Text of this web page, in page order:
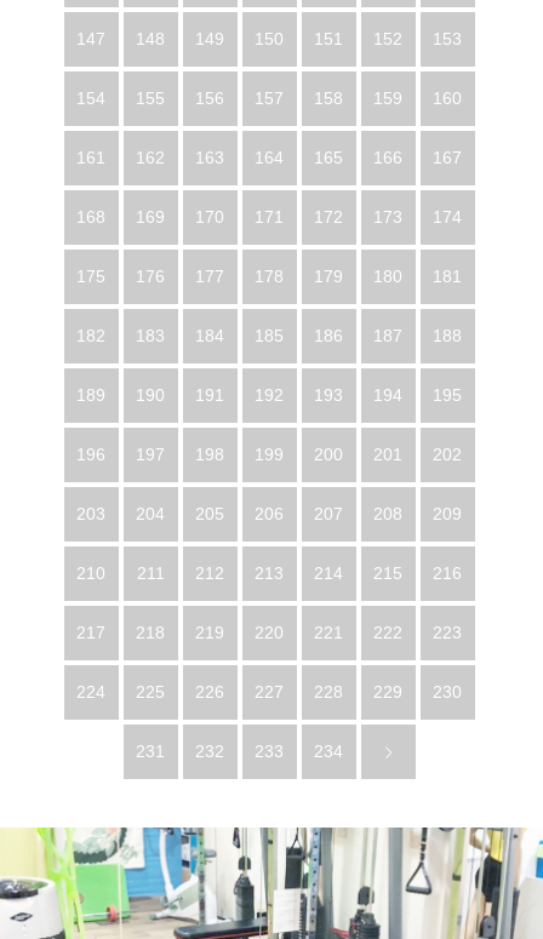
147 148 149 150 151 152 153
154 155 156 157 158 159 160
161 162 163 164 165 166 167
168 169 170 171 172 173 174
175 176 177 178 179 180 181
182 183 184 185 186 187 188
189 190 191 192 193 194 195
196 197 198 199 200 201 202
203 204 205 206 207 208 209
210 211 212 213 214 215 216
217 218 219 220 221 222 223
224 225 226 227 228 229 230
231 232 233 234